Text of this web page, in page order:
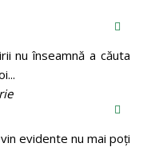
nu înseamnă a căuta
evidente nu mai poți